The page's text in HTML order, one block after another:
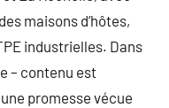
maisons d’hôtes,
industrielles. Dans
– contenu est
promesse vécue